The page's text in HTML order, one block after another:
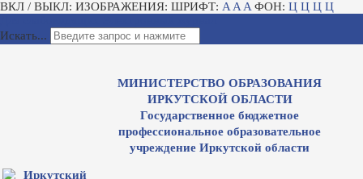
ВКЛ / ВЫКЛ: ИЗОБРАЖЕНИЯ: ШРИФТ: A A A ФОН: Ц Ц Ц Ц
Искать...
МИНИСТЕРСТВО ОБРАЗОВАНИЯ
ИРКУТСКОЙ ОБЛАСТИ
Государственное бюджетное
профессиональное образовательное
учреждение Иркутской области